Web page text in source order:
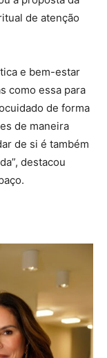
de atenção
e bem-estar
como essa para
de forma
de maneira
de si é também
destacou